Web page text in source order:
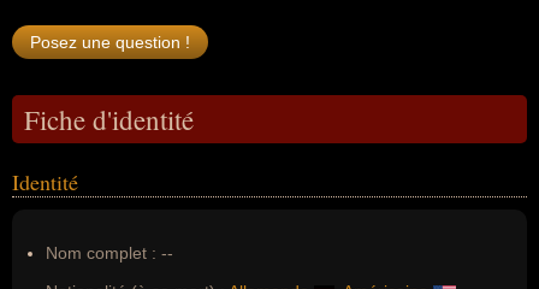
Fiche d'identité
Identité
Nom complet : --